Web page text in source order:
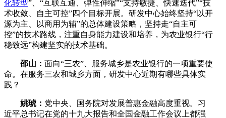
化转型”、“互联互通、弹性伸缩”“支持敏捷、快速迭代”“技
术收敛、自主可控”四个目标开展。研发中心始终坚持“以开
源为主、以商用为辅”的总体建设策略，坚持走“自主可
控”的技术路线，注重自身能力建设和培养，为农业银行“行
稳致远”构建坚实的技术基础。
邵山： 面向“三农”、服务城乡是农业银行的一项重要使
命。在服务三农和城乡方面，研发中心近期有哪些具体实
践？
姚琥： 党中央、国务院对发展普惠金融高度重视。习
近平总书记在党的十九大报告和全国金融工作会议上都强